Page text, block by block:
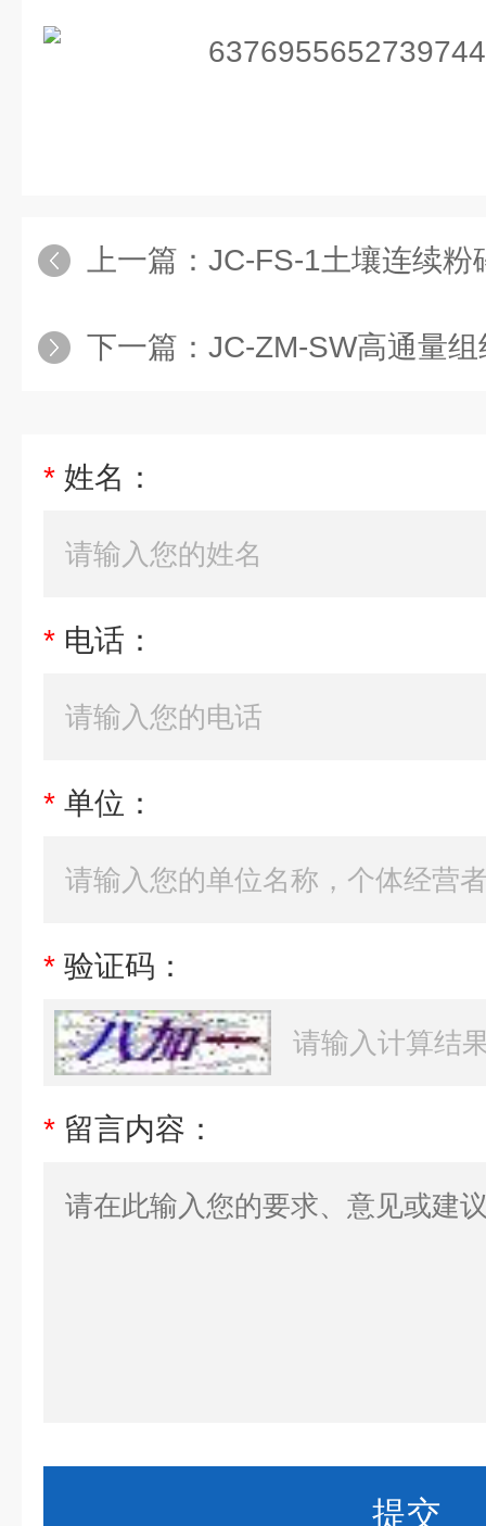
上一篇： JC-FS-1土壤连续粉
下一篇： JC-ZM-SW高通量
* 姓名：
* 电话：
* 单位：
* 验证码：
* 留言内容：